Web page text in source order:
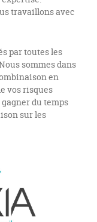
travaillons avec
par toutes les
sommes dans
en
vos risques
du temps
sur les